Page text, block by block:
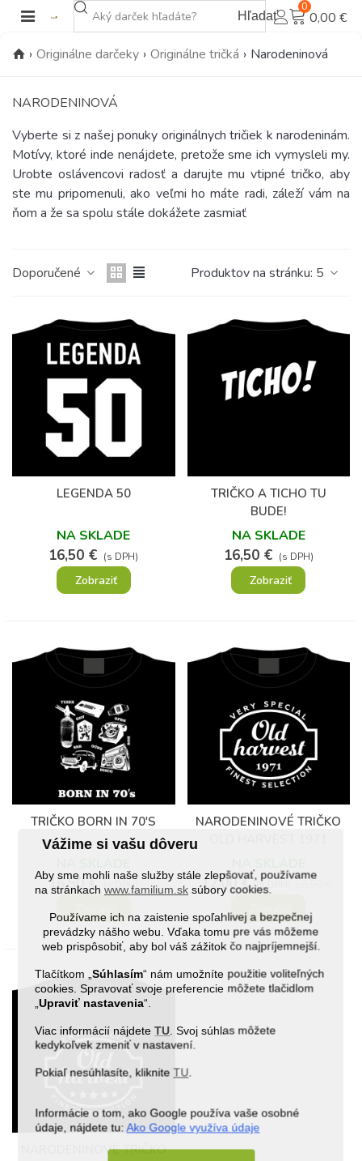
Vážime si vašu dôveru
Aby sme mohli naše služby stále zlepšovať, používame
na stránkachwww.familium.sk súbory cookies.
Používame ich na zaistenie spoľahlivej a bezpečnej
prevádzky nášho webu. Vďaka tomu pre vás môžeme
web prispôsobiť, aby bol váš zážitok čo najpríjemnejší.
Tlačítkom „Súhlasím“ nám umožníte použitie voliteľných
cookies. Spravovať svoje preferencie môžete tlačidlom
„Upraviť nastavenia“.
Viac informácií nájdete TU . Svoj súhlas môžete
kedykoľvek zmeniť v nastavení.
Pokiaľ nesúhlasíte, klikniteTU.
Informácie o tom, ako Google používa vaše osobné
údaje, nájdete tu:Ako Google využíva údaje
Hľadať
0
0,00 €
› Originálne darčeky › Originálne tričká › Narodeninová
NARODENINOVÁ
Vyberte si z našej ponuky originálnych tričiek k narodeninám.
Motívy, ktoré inde nenájdete, pretože sme ich vymysleli my.
Urobte oslávencovi radosť a darujte mu vtipné tričko, aby
ste mu pripomenuli, ako veľmi ho máte radi, záleží vám na
ňom a že sa spolu stále dokážete zasmiať
Doporučené Produktov na stránku: 5
LEGENDA 50
NA SKLADE
16,50 € (s DPH)
Zobraziť
TRIČKO A TICHO TU
BUDE!
NA SKLADE
16,50 € (s DPH)
Zobraziť
TRIČKO BORN IN 70'S
16,50 € (s DPH)
(1)
NARODENINOVÉ TRIČKO
12,00 € (s DPH)
16,50 €
NARODENINOVÉ TRIČKO